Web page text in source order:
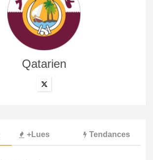
Qatarien
+Lues Tendances